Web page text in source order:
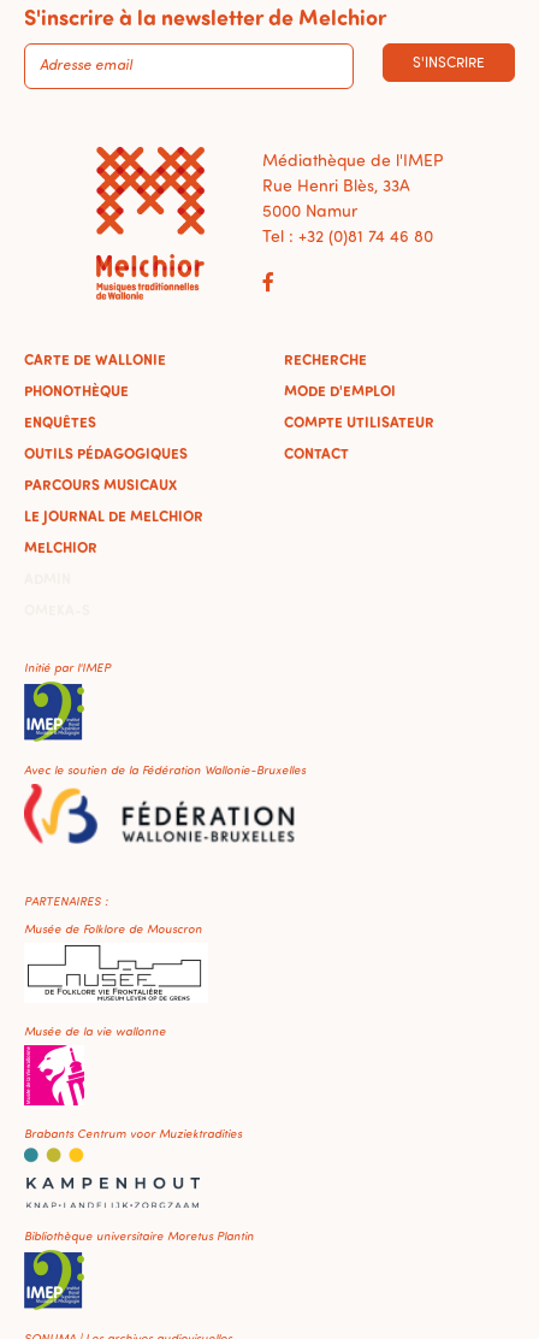
S'inscrire à la newsletter de Melchior
S'INSCRIRE
Médiathèque de l'IMEP
Rue Henri Blès, 33A
5000 Namur
Tel : +32 (0)81 74 46 80
CARTE DE WALLONIE
PHONOTHÈQUE
ENQUÊTES
OUTILS PÉDAGOGIQUES
PARCOURS MUSICAUX
LE JOURNAL DE MELCHIOR
MELCHIOR
RECHERCHE
MODE D'EMPLOI
COMPTE UTILISATEUR
CONTACT
Initié par l'IMEP
Avec le soutien de la Fédération Wallonie-Bruxelles
PARTENAIRES :
Musée de Folklore de Mouscron
Musée de la vie wallonne
Brabants Centrum voor Muziektradities
Bibliothèque universitaire Moretus Plantin